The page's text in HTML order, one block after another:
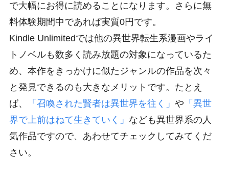
で大幅にお得に読めることになります。さらに無
料体験期間中であれば実質0円です。
Kindle Unlimitedでは他の異世界転生系漫画やライ
トノベルも数多く読み放題の対象になっているた
め、本作をきっかけに似たジャンルの作品を次々
と発見できるのも大きなメリットです。たとえ
ば、
「召喚された賢者は異世界を往く」 や 「異世
界で上前はねて生きていく」 なども異世界系の人
気作品ですので、あわせてチェックしてみてくだ
さい。